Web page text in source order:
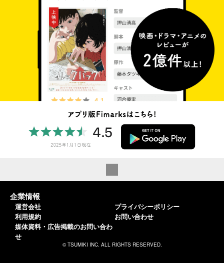
企業情報
運営会社
利用規約
媒体資料・広告掲載のお問い合わ
せ
プライバシーポリシー
お問い合わせ
© TSUMIKI INC. ALL RIGHTS RESERVED.